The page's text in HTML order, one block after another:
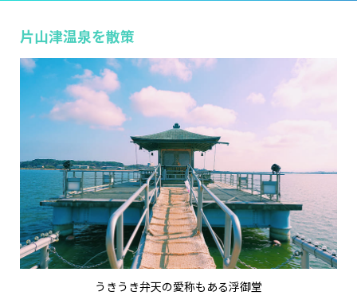
片山津温泉を散策
うきうき弁天の愛称もある浮御堂